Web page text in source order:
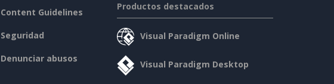
Content Guidelines
Seguridad
Denunciar abusos
Productos destacados
Visual Paradigm Online
Visual Paradigm Desktop